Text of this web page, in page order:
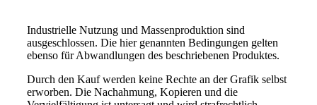
Industrielle Nutzung und Massenproduktion sind
ausgeschlossen. Die hier genannten Bedingungen gelten
ebenso für Abwandlungen des beschriebenen Produktes.
Durch den Kauf werden keine Rechte an der Grafik selbst
erworben. Die Nachahmung, Kopieren und die